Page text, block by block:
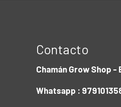
Contacto
Chamán Grow Shop
Whatsapp :